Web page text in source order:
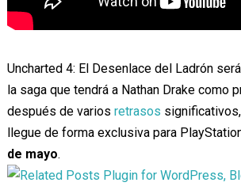
Uncharted 4: El Desenlace del Ladrón
la saga que tendrá a Nathan Drake como
después de varios retrasos
llegue de forma exclusiva para
de mayo.